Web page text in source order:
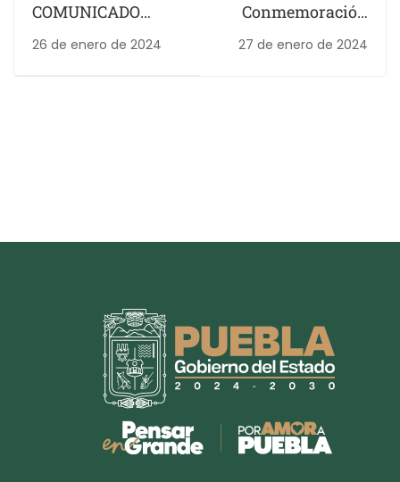
COMUNICADO
IMPORTANTE
26 de enero de 2024
Conmemoración
del Natalicio del
27 de enero de 2024